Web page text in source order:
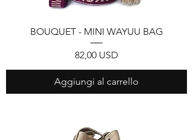
BOUQUET - MINI WAYUU BAG
Prezzo
82,00 USD
Aggiungi al carrello